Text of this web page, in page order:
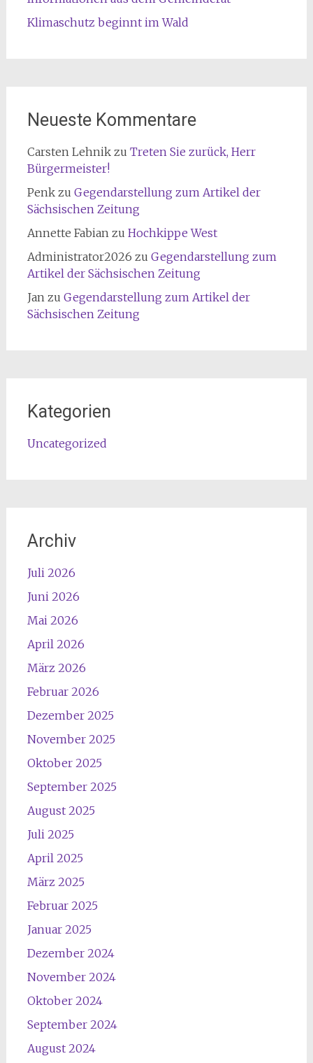
Klimaschutz beginnt im Wald
Neueste Kommentare
Carsten Lehnikzu Treten Sie zurück, Herr
Bürgermeister!
Penkzu Gegendarstellung zum Artikel der
Sächsischen Zeitung
Annette Fabianzu Hochkippe West
Administrator2026 zu Gegendarstellung zum
Artikel der Sächsischen Zeitung
Janzu Gegendarstellung zum Artikel der
Sächsischen Zeitung
Kategorien
Uncategorized
Archiv
Juli 2026
Juni 2026
Mai 2026
April 2026
März 2026
Februar 2026
Dezember 2025
November 2025
Oktober 2025
September 2025
August 2025
Juli 2025
April 2025
März 2025
Februar 2025
Januar 2025
Dezember 2024
November 2024
Oktober 2024
September 2024
August 2024